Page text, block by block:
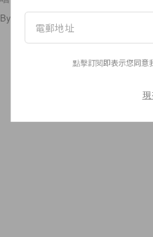
By Kay.Q
點擊訂閱即表示您同意